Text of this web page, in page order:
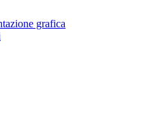
grafica